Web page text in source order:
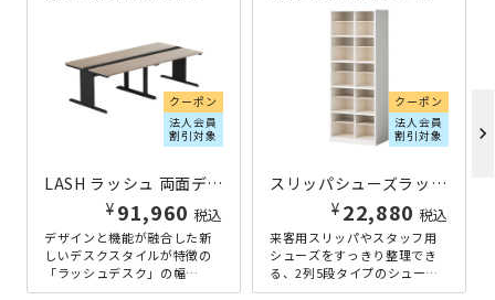
クーポン
法人会員
割引対象
LASH ラッシュ 両面デスク ティーレッグタイプ W2400×D1200×H720 ブラック
¥ 91,960 税込
デザインと機能が融合した新
しいデスクスタイルが特徴の
「ラッシュデスク」の幅
2400mm×奥行1200mmタイ
クーポン
法人会員
割引対象
スリッパシューズラック 2列×5段 クリーンイーゴス仕様 W550×D350×H1460 ホワイト
¥ 22,880 税込
来客用スリッパやスタッフ用
シューズをすっきり整理でき
る、2列5段タイプのシューズ
ラック。縦にしっかり収納で
chevron_right